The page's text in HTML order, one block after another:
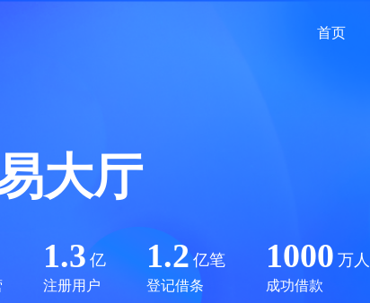
首页
大厅
1.3 亿
注册用户
1.2 亿笔
登记借条
1000 万人
成功借款